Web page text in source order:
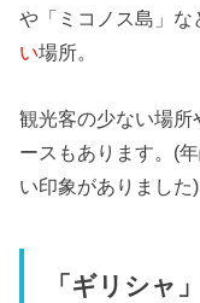
や「ミコノス島」
い場所。
観光客の少ない場
ースもあります。(
い印象がありました)
「ギリシャ